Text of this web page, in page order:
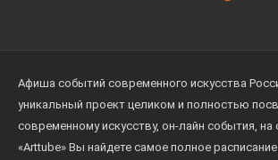
Афиша событий современного искусства
уникальный проект целиком и полностью
современному искусству, он-лайн события, на
«Arttube» Вы найдете самое полное